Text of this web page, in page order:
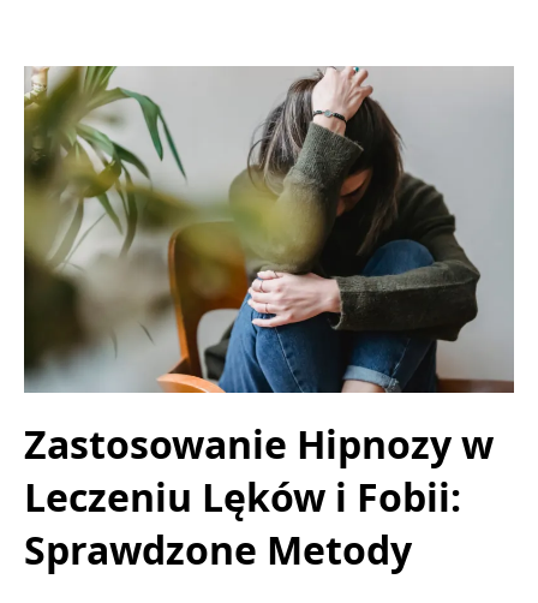
Zastosowanie Hipnozy w
Leczeniu Lęków i Fobii:
Sprawdzone Metody